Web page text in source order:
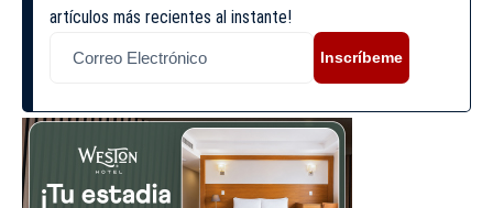
artículos más recientes al instante!
Inscríbeme